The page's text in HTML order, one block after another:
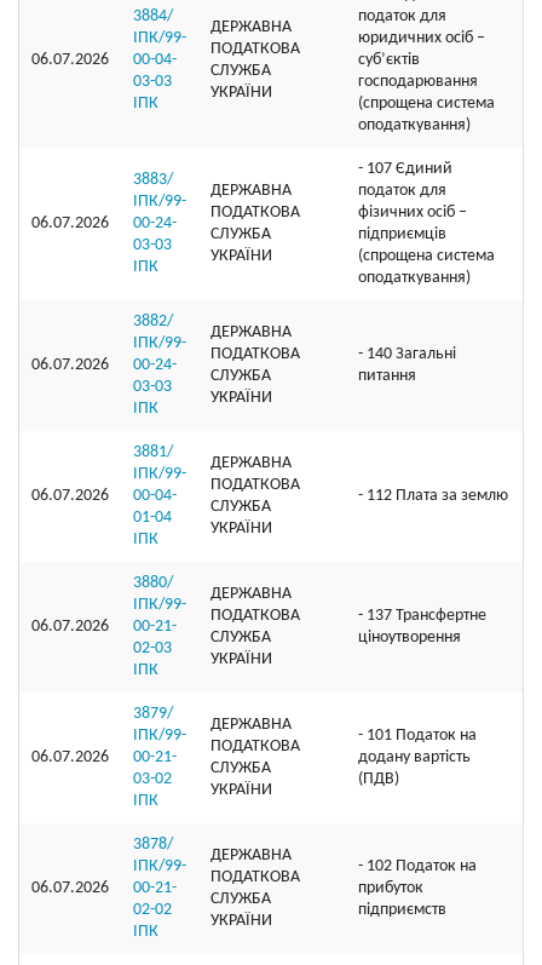
06.07.2026
3884/
ІПК/99-
00-04-
03-03
ІПК
ДЕРЖАВНА
ПОДАТКОВА
СЛУЖБА
УКРАЇНИ
податок для
юридичних осіб –
суб’єктів
господарювання
(спрощена система
оподаткування)
06.07.2026
3883/
ІПК/99-
00-24-
03-03
ІПК
ДЕРЖАВНА
ПОДАТКОВА
СЛУЖБА
УКРАЇНИ
- 107 Єдиний
податок для
фізичних осіб –
підприємців
(спрощена система
оподаткування)
06.07.2026
3882/
ІПК/99-
00-24-
03-03
ІПК
ДЕРЖАВНА
ПОДАТКОВА
СЛУЖБА
УКРАЇНИ
- 140 Загальні
питання
06.07.2026
3881/
ІПК/99-
00-04-
01-04
ІПК
ДЕРЖАВНА
ПОДАТКОВА
СЛУЖБА
УКРАЇНИ
- 112 Плата за землю
06.07.2026
3880/
ІПК/99-
00-21-
02-03
ІПК
ДЕРЖАВНА
ПОДАТКОВА
СЛУЖБА
УКРАЇНИ
- 137 Трансфертне
ціноутворення
06.07.2026
3879/
ІПК/99-
00-21-
03-02
ІПК
ДЕРЖАВНА
ПОДАТКОВА
СЛУЖБА
УКРАЇНИ
- 101 Податок на
додану вартість
(ПДВ)
06.07.2026
3878/
ІПК/99-
00-21-
02-02
ІПК
ДЕРЖАВНА
ПОДАТКОВА
СЛУЖБА
УКРАЇНИ
- 102 Податок на
прибуток
підприємств